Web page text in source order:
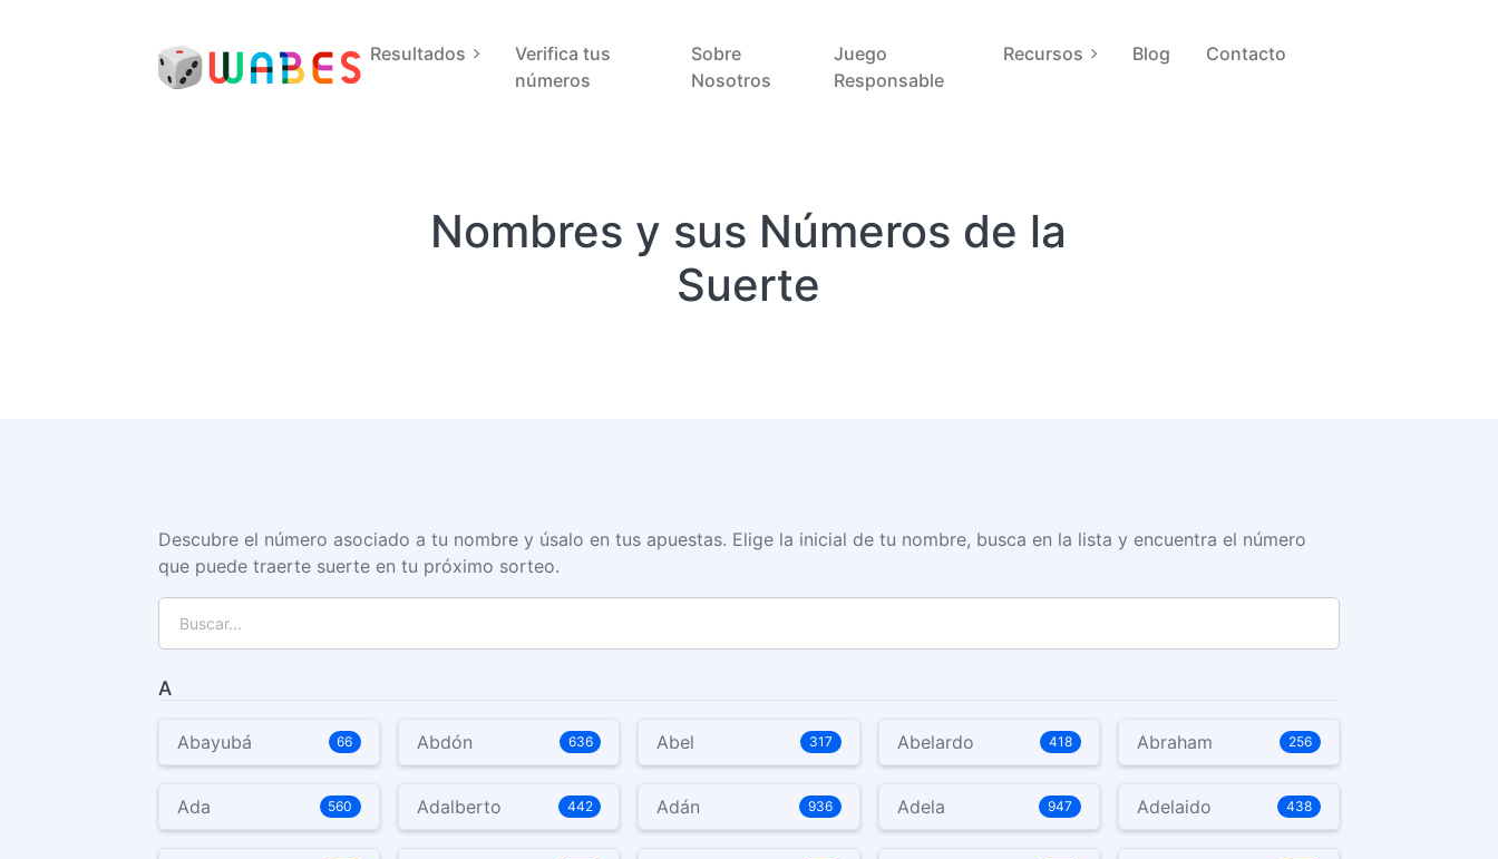
Resultados
Verifica tus
números
Sobre
Nosotros
Juego
Responsable
Recursos Blog Contacto
Nombres y sus Números de la
Suerte
Descubre el número asociado a tu nombre y úsalo en tus apuestas. Elige la inicial de tu nombre, busca en la lista y encuentra el número
que puede traerte suerte en tu próximo sorteo.
A
Abayubá 66 Abdón 636 Abel 317 Abelardo 418 Abraham 256
Ada 560 Adalberto 442 Adán 936 Adela 947 Adelaido 438